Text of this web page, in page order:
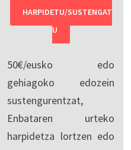
HARPIDETU/SUSTENGAT
U
50€/eusko edo
gehiagoko edozein
sustengurentzat,
Enbataren urteko
harpidetza lortzen edo